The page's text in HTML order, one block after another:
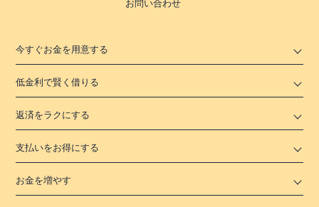
お問い合わせ
今すぐお金を用意する
低金利で賢く借りる
返済をラクにする
支払いをお得にする
お金を増やす